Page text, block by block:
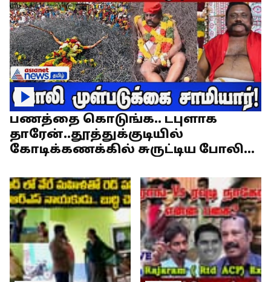
பணத்தை கொடுங்க.. டபுளாக
தாரேன்..தூத்துக்குடியில்
கோடிக்கணக்கில் சுருட்டிய போலி